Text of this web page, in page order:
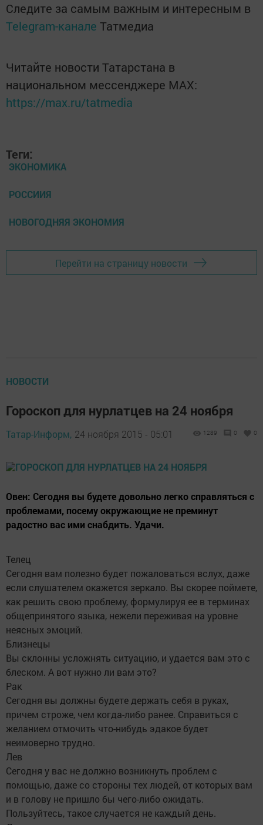
Следите за самым важным и интересным в
Telegram-канале Татмедиа
Читайте новости Татарстана в
национальном мессенджере MАХ:
https://max.ru/tatmedia
Теги:
ЭКОНОМИКА
РОССИИЯ
НОВОГОДНЯЯ ЭКОНОМИЯ
Перейти на страницу новости
НОВОСТИ
Гороскоп для нурлатцев на 24 ноября
Татар-Информ, 24 ноября 2015 - 05:01 1289 0 0
Овен: Сегодня вы будете довольно легко справляться с
проблемами, посему окружающие не преминут
радостно вас ими снабдить. Удачи.
Телец
Сегодня вам полезно будет пожаловаться вслух, даже
если слушателем окажется зеркало. Вы скорее поймете,
как решить свою проблему, формулируя ее в терминах
общепринятого языка, нежели переживая на уровне
неясных эмоций.
Близнецы
Вы склонны усложнять ситуацию, и удается вам это с
блеском. А вот нужно ли вам это?
Рак
Сегодня вы должны будете держать себя в руках,
причем строже, чем когда-либо ранее. Справиться с
желанием отмочить что-нибудь эдакое будет
неимоверно трудно.
Лев
Сегодня у вас не должно возникнуть проблем с
помощью, даже со стороны тех людей, от которых вам
и в голову не пришло бы чего-либо ожидать.
Пользуйтесь, такое случается не каждый день.